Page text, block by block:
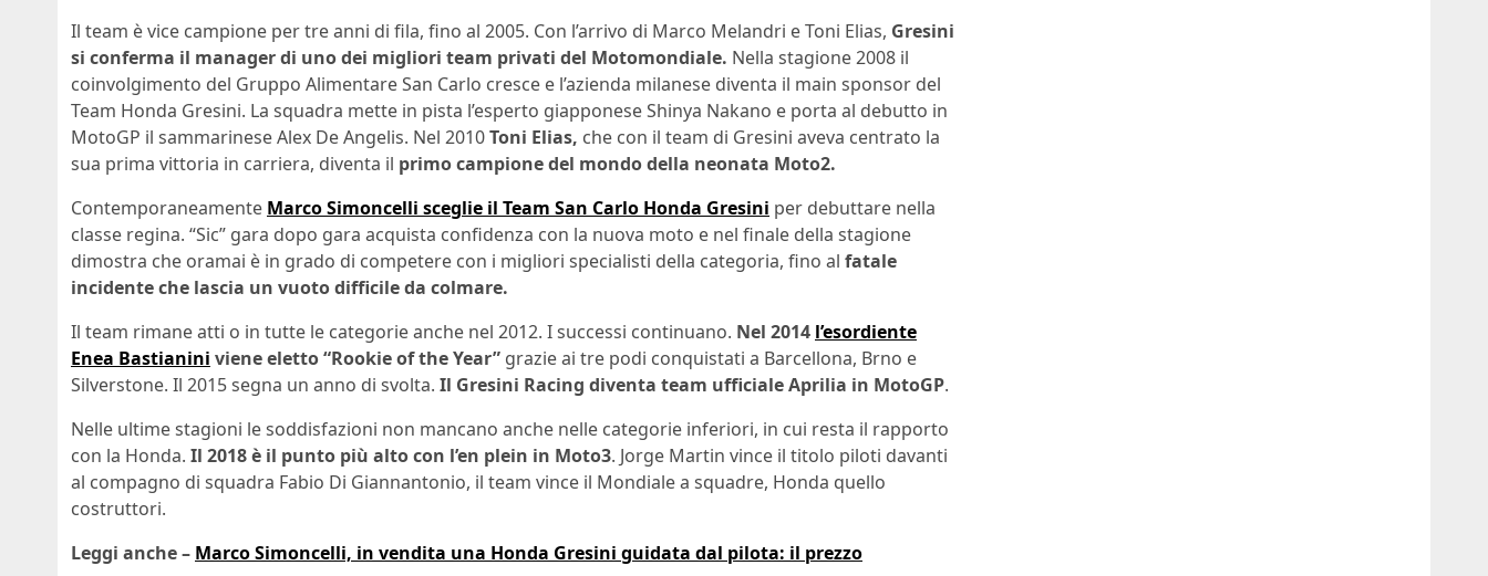
Il team è vice campione per tre anni di fila, fino al 2005. Con l’arrivo di Marco Melandri e Toni Elias, Gresini
si conferma il manager di uno dei migliori team privati del Motomondiale. Nella stagione 2008 il
coinvolgimento del Gruppo Alimentare San Carlo cresce e l’azienda milanese diventa il main sponsor del
Team Honda Gresini. La squadra mette in pista l’esperto giapponese Shinya Nakano e porta al debutto in
MotoGP il sammarinese Alex De Angelis. Nel 2010Toni Elias, che con il team di Gresini aveva centrato la
sua prima vittoria in carriera, diventa il primo campione del mondo della neonata Moto2.
Contemporaneamente Marco Simoncelli sceglie il Team San Carlo Honda Gresini per debuttare nella
classe regina. “Sic” gara dopo gara acquista confidenza con la nuova moto e nel finale della stagione
dimostra che oramai è in grado di competere con i migliori specialisti della categoria, fino al fatale
incidente che lascia un vuoto difficile da colmare.
Il team rimane atti o in tutte le categorie anche nel 2012. I successi continuano. Nel 2014 l’esordiente
Enea Bastianini viene eletto“Rookie of the Year” grazie ai tre podi conquistati a Barcellona, Brno e
Silverstone. Il 2015 segna un anno di svolta. Il Gresini Racing diventa team ufficiale Aprilia in MotoGP.
Nelle ultime stagioni le soddisfazioni non mancano anche nelle categorie inferiori, in cui resta il rapporto
con la Honda. Il 2018 è il punto più alto con l’en plein in Moto3. Jorge Martin vince il titolo piloti davanti
al compagno di squadra Fabio Di Giannantonio, il team vince il Mondiale a squadre, Honda quello
costruttori.
Leggi anche – Marco Simoncelli, in vendita una Honda Gresini guidata dal pilota: il prezzo